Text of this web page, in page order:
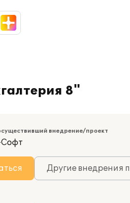
8"
внедрение/проект
Другие внедрения